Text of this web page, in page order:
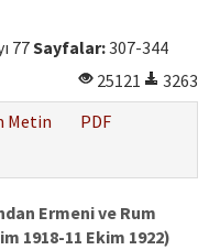
77Sayfalar:307-344
25121
3263
Metin
PDF
Ermeni ve Rum
1918-11 Ekim 1922)